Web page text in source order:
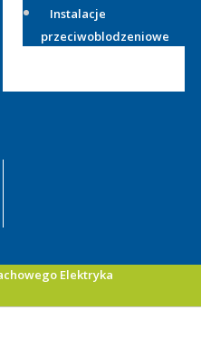
Instalacje
przeciwoblodzeniowe
Elektryka